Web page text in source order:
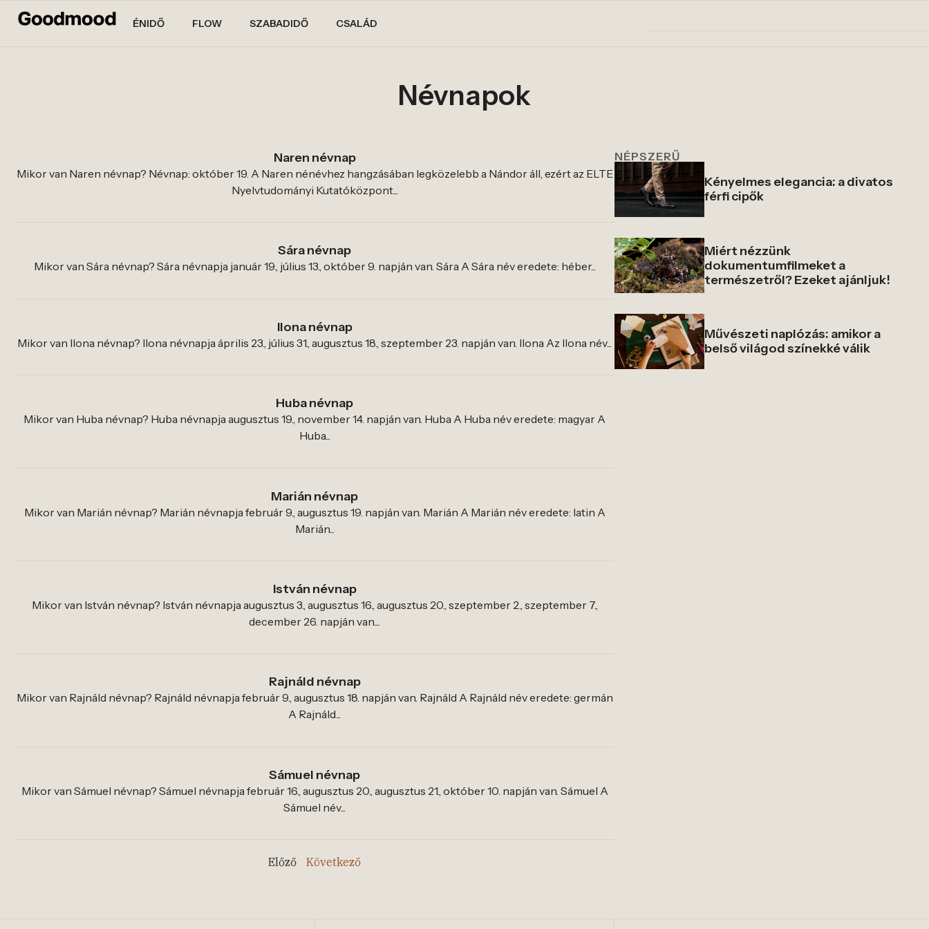
ÉNIDŐ FLOW SZABADIDŐ CSALÁD
Névnapok
Naren névnap
Mikor van Naren névnap? Névnap: október 19. A Naren nénévhez hangzásában legközelebb a Nándor áll, ezért az ELTE
Nyelvtudományi Kutatóközpont...
Sára névnap
Mikor van Sára névnap? Sára névnapja január 19., július 13., október 9. napján van. Sára A Sára név eredete: héber...
Ilona névnap
Mikor van Ilona névnap? Ilona névnapja április 23., július 31., augusztus 18., szeptember 23. napján van. Ilona Az Ilona név...
Huba névnap
Mikor van Huba névnap? Huba névnapja augusztus 19., november 14. napján van. Huba A Huba név eredete: magyar A
Huba...
Marián névnap
Mikor van Marián névnap? Marián névnapja február 9., augusztus 19. napján van. Marián A Marián név eredete: latin A
Marián...
István névnap
Mikor van István névnap? István névnapja augusztus 3., augusztus 16., augusztus 20., szeptember 2., szeptember 7.,
december 26. napján van....
Rajnáld névnap
Mikor van Rajnáld névnap? Rajnáld névnapja február 9., augusztus 18. napján van. Rajnáld A Rajnáld név eredete: germán
A Rajnáld...
Sámuel névnap
Mikor van Sámuel névnap? Sámuel névnapja február 16., augusztus 20., augusztus 21., október 10. napján van. Sámuel A
Sámuel név...
Előző Következő
NÉPSZERŰ
Kényelmes elegancia: a divatos
férfi cipők
Miért nézzünk
dokumentumfilmeket a
természetről? Ezeket ajánljuk!
Művészeti naplózás: amikor a
belső világod színekké válik